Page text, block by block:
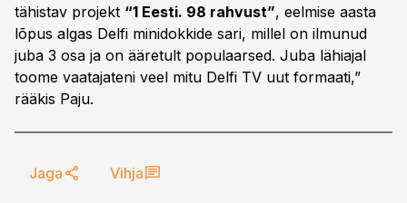
tähistav projekt “1 Eesti. 98 rahvust”, eelmise aasta
lõpus algas Delfi minidokkide sari, millel on ilmunud
juba 3 osa ja on ääretult populaarsed. Juba lähiajal
toome vaatajateni veel mitu Delfi TV uut formaati,”
rääkis Paju.
Jaga Vihja